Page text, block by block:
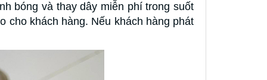
bóng và thay dây miễn phí trong suốt
cho khách hàng. Nếu khách hàng phát